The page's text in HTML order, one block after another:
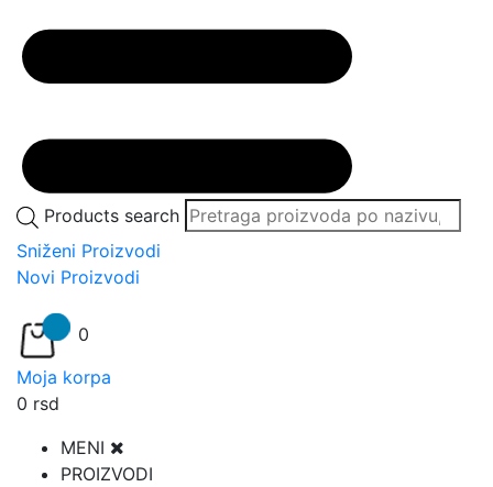
Products search
Sniženi Proizvodi
Novi Proizvodi
0
Moja korpa
0 rsd
MENI
PROIZVODI